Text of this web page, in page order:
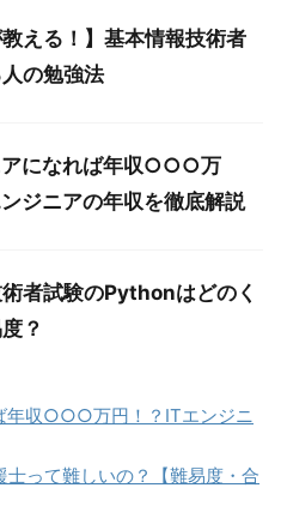
教える！】基本情報技術者
の勉強法
アになれば年収○○○万
ジニアの年収を徹底解説
者試験のPythonはどのく
？
年収○○○万円！？ITエンジニ
士って難しいの？【難易度・合